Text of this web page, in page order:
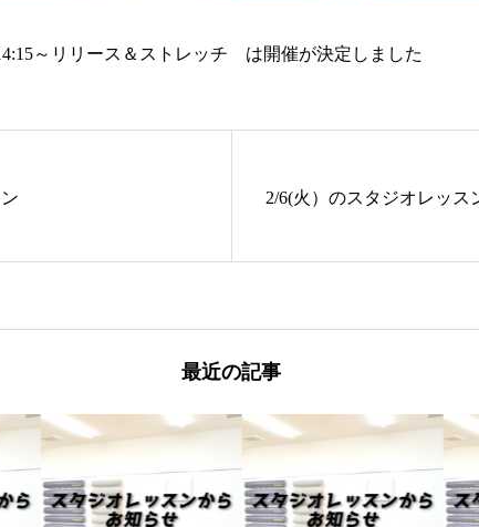
～リリース＆ストレッチ は開催が決定しました
2/6(火）のスタジオレッス
最近の記事